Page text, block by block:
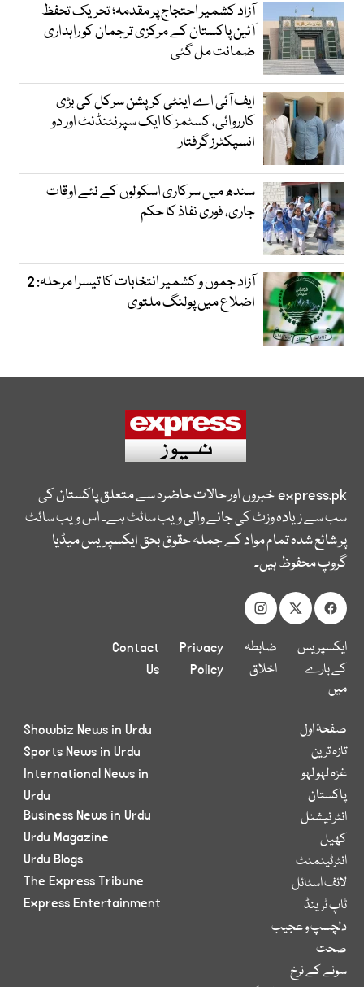
آزاد کشمیر احتجاج پر مقدمہ؛ تحریک تحفظ
آئین پاکستان کے مرکزی ترجمان کو راہداری
ضمانت مل گئی
ایف آئی اے اینٹی کرپشن سرکل کی بڑی
کارروائی، کسٹمز کا ایک سپرنٹنڈنٹ اور دو
انسپکٹرز گرفتار
سندھ میں سرکاری اسکولوں کے نئے اوقات
جاری، فوری نفاذ کا حکم
آزاد جموں و کشمیر انتخابات کا تیسرا مرحلہ: 2
اضلاع میں پولنگ ملتوی
express.pkخبروں اور حالات حاضرہ سے متعلق پاکستان کی
سب سے زیادہ وزٹ کی جانے والی ویب سائٹ ہے۔ اس ویب سائٹ
پر شائع شدہ تمام مواد کے جملہ حقوق بحق ایکسپریس میڈیا
گروپ محفوظ ہیں۔
ایکسپریس
کے بارے
میں
ضابطہ
اخلاق
Privacy
Policy
Contact
Us
صفحۂ اول
تازہ ترین
غزہ لہو لہو
پاکستان
انٹر نیشنل
کھیل
انٹرٹینمنٹ
لائف اسٹائل
ٹاپ ٹرینڈ
دلچسپ و عجیب
صحت
سونے کے نرخ
Showbiz News in Urdu
Sports News in Urdu
International News in
Urdu
Business News in Urdu
Urdu Magazine
Urdu Blogs
The Express Tribune
Express Entertainment